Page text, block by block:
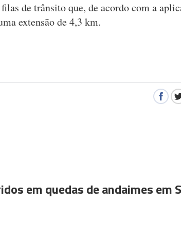
de trânsito que, de acordo com a
extensão de 4,3 km.
em quedas de andaimes em